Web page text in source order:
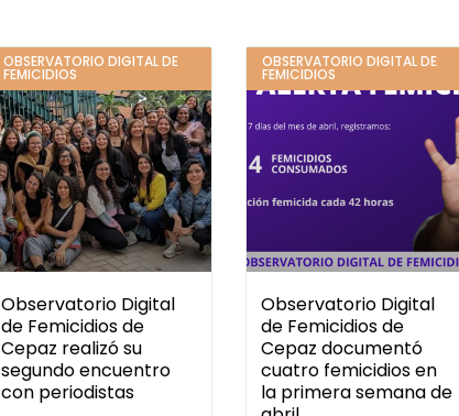
OBSERVATORIO DIGITAL DE
FEMICIDIOS
Observatorio Digital
de Femicidios de
Cepaz realizó su
segundo encuentro
con periodistas
OBSERVATORIO DIGITAL DE
FEMICIDIOS
Observatorio Digital
de Femicidios de
Cepaz documentó
cuatro femicidios en
la primera semana de